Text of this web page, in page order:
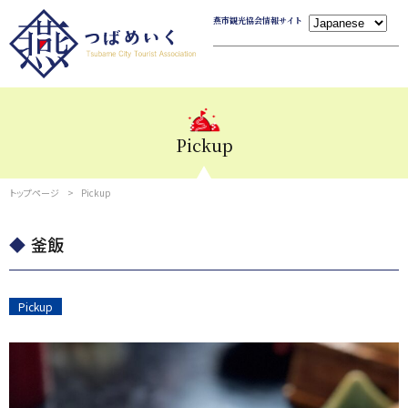
燕市観光協会情報サイト
Pickup
トップページ Pickup
釜飯
Pickup